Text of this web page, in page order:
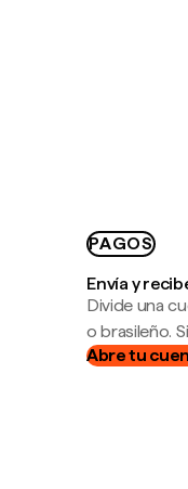
PAGOS
Envía y
Divide una
o brasileño.
Abre tu